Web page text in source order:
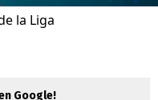
la Liga
Google!